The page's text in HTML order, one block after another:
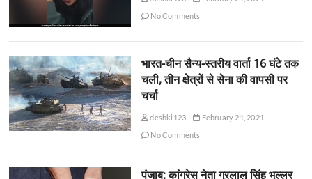
No Comments
भारत-चीन सैन्य-स्तरीय वार्ता 16 घंटे तक
चली, तीन क्षेत्रों से सेना की वापसी पर
चर्चा
deshki123
February 21, 2021
No Comments
पंजाब: कांग्रेस नेता गुरलाल सिंह भुल्लर